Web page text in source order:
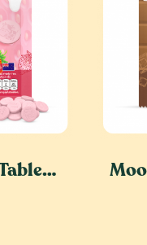
Moomilk Milk Tablet - Strawberry Flavour